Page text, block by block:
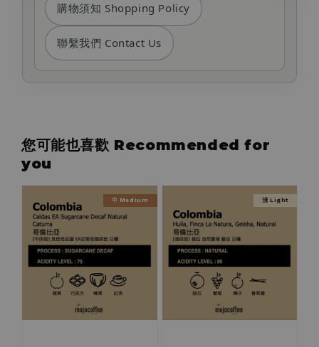
購物須知 Shopping Policy
聯繫我們 Contact Us
您可能也喜歡 Recommended for
you
中 Medium 淺 Light